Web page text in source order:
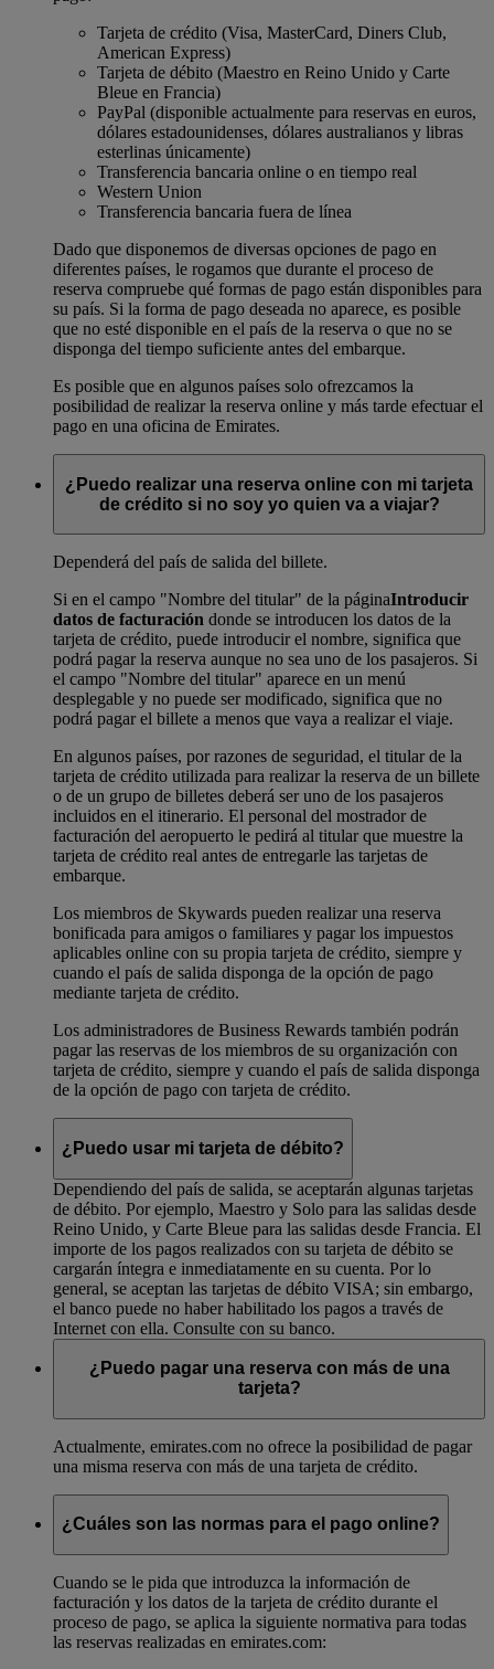
Tarjeta de crédito (Visa, MasterCard, Diners Club,
American Express)
Tarjeta de débito (Maestro en Reino Unido y Carte
Bleue en Francia)
PayPal (disponible actualmente para reservas en euros,
dólares estadounidenses, dólares australianos y libras
esterlinas únicamente)
Transferencia bancaria online o en tiempo real
Western Union
Transferencia bancaria fuera de línea
Dado que disponemos de diversas opciones de pago en
diferentes países, le rogamos que durante el proceso de
reserva compruebe qué formas de pago están disponibles para
su país. Si la forma de pago deseada no aparece, es posible
que no esté disponible en el país de la reserva o que no se
disponga del tiempo suficiente antes del embarque.
Es posible que en algunos países solo ofrezcamos la
posibilidad de realizar la reserva online y más tarde efectuar el
pago en una oficina de Emirates.
¿Puedo realizar una reserva online con mi tarjeta
de crédito si no soy yo quien va a viajar?
Dependerá del país de salida del billete.
Si en el campo "Nombre del titular" de la páginaIntroducir
datos de facturación donde se introducen los datos de la
tarjeta de crédito, puede introducir el nombre, significa que
podrá pagar la reserva aunque no sea uno de los pasajeros. Si
el campo "Nombre del titular" aparece en un menú
desplegable y no puede ser modificado, significa que no
podrá pagar el billete a menos que vaya a realizar el viaje.
En algunos países, por razones de seguridad, el titular de la
tarjeta de crédito utilizada para realizar la reserva de un billete
o de un grupo de billetes deberá ser uno de los pasajeros
incluidos en el itinerario. El personal del mostrador de
facturación del aeropuerto le pedirá al titular que muestre la
tarjeta de crédito real antes de entregarle las tarjetas de
embarque.
Los miembros de Skywards pueden realizar una reserva
bonificada para amigos o familiares y pagar los impuestos
aplicables online con su propia tarjeta de crédito, siempre y
cuando el país de salida disponga de la opción de pago
mediante tarjeta de crédito.
Los administradores de Business Rewards también podrán
pagar las reservas de los miembros de su organización con
tarjeta de crédito, siempre y cuando el país de salida disponga
de la opción de pago con tarjeta de crédito.
¿Puedo usar mi tarjeta de débito?
Dependiendo del país de salida, se aceptarán algunas tarjetas
de débito. Por ejemplo, Maestro y Solo para las salidas desde
Reino Unido, y Carte Bleue para las salidas desde Francia. El
importe de los pagos realizados con su tarjeta de débito se
cargarán íntegra e inmediatamente en su cuenta. Por lo
general, se aceptan las tarjetas de débito VISA; sin embargo,
el banco puede no haber habilitado los pagos a través de
Internet con ella. Consulte con su banco.
¿Puedo pagar una reserva con más de una
tarjeta?
Actualmente, emirates.com no ofrece la posibilidad de pagar
una misma reserva con más de una tarjeta de crédito.
¿Cuáles son las normas para el pago online?
Cuando se le pida que introduzca la información de
facturación y los datos de la tarjeta de crédito durante el
proceso de pago, se aplica la siguiente normativa para todas
las reservas realizadas en emirates.com: